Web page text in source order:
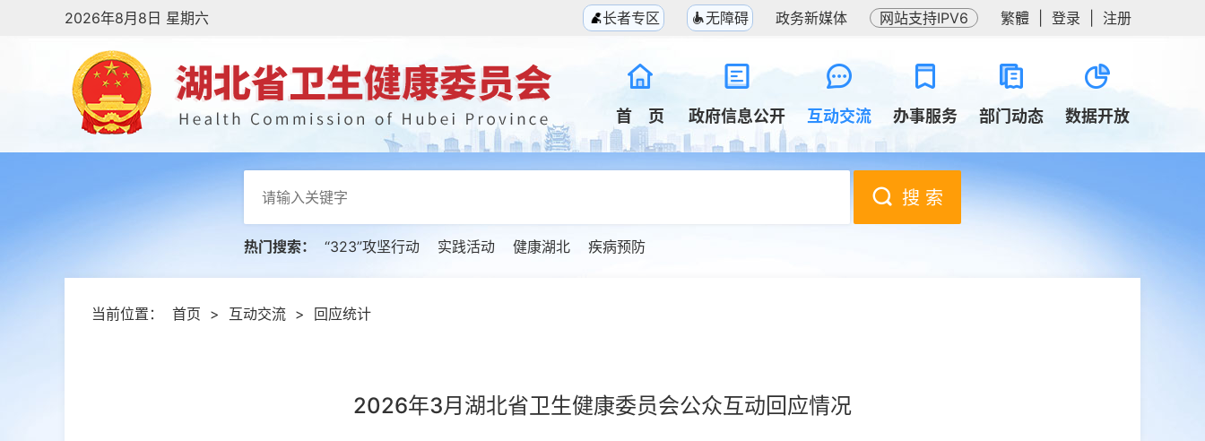
2026年8月8日 星期六 长者专区 无障碍 政务新媒体 网站支持IPV6 繁體 登录 注册
首 页 政府信息公开 互动交流 办事服务 部门动态 数据开放
搜 索
热门搜索： “323”攻坚行动 实践活动 健康湖北 疾病预防
当前位置： 首页 > 互动交流 > 回应统计
2026年3月湖北省卫生健康委员会公众互动回应情况